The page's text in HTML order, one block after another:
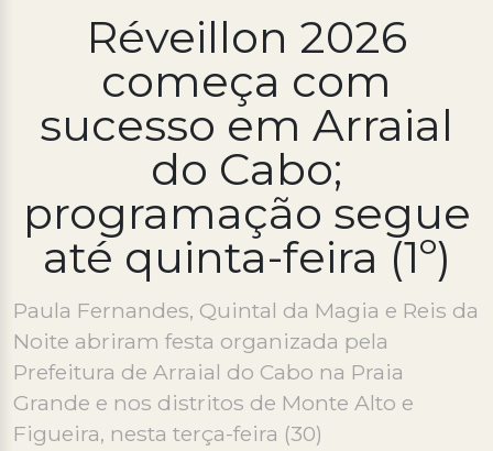
Política de Privacidade
Prefeitura
Diário Oficial
Processo Seletivo
Concursos
Ouvidoria | e-Sic
Programas
Réveillon 2026
começa com
sucesso em Arraial
do Cabo;
programação segue
até quinta-feira (1º)
Paula Fernandes, Quintal da Magia e Reis da
Noite abriram festa organizada pela
Prefeitura de Arraial do Cabo na Praia
Grande e nos distritos de Monte Alto e
Figueira, nesta terça-feira (30)